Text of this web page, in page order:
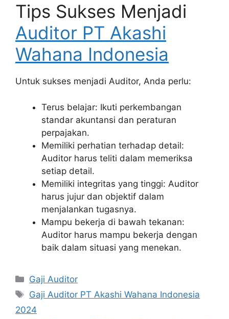
Tips Sukses Menjadi
Auditor PT Akashi
Wahana Indonesia
Untuk sukses menjadi Auditor, Anda perlu:
Terus belajar: Ikuti perkembangan
standar akuntansi dan peraturan
perpajakan.
Memiliki perhatian terhadap detail:
Auditor harus teliti dalam memeriksa
setiap detail.
Memiliki integritas yang tinggi: Auditor
harus jujur dan objektif dalam
menjalankan tugasnya.
Mampu bekerja di bawah tekanan:
Auditor harus mampu bekerja dengan
baik dalam situasi yang menekan.
Kategori
Gaji Auditor
Tag
Gaji Auditor PT Akashi Wahana Indonesia
2024